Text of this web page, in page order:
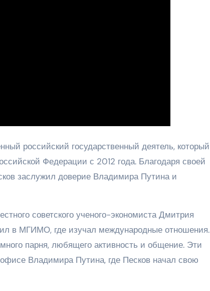
российский государственный деятель, который
Федерации с 2012 года. Благодаря своей
заслужил доверие Владимира Путина и
советского ученого-экономиста Дмитрия
в МГИМО, где изучал международные отношения.
парня, любящего активность и общение. Эти
Владимира Путина, где Песков начал свою